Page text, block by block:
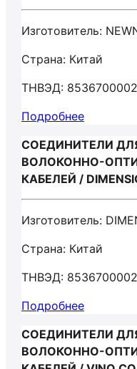
Изготовитель:
Страна: Китай
ТНВЭД: 8536700002
Подробнее
СОЕДИНИТЕЛИ
ВОЛОКОННО-
КАБЕЛЕЙ /
Изготовитель:
Страна: Китай
ТНВЭД: 8536700002
Подробнее
СОЕДИНИТЕЛИ
ВОЛОКОННО-